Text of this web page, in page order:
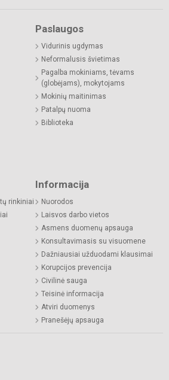
Paslaugos
Vidurinis ugdymas
Neformalusis švietimas
Pagalba mokiniams, tėvams
(globėjams), mokytojams
Mokinių maitinimas
Patalpų nuoma
Biblioteka
rinkiniai
Informacija
Nuorodos
Laisvos darbo vietos
Asmens duomenų apsauga
Konsultavimasis su visuomene
Dažniausiai užduodami klausimai
Korupcijos prevencija
Civilinė sauga
Teisinė informacija
Atviri duomenys
Pranešėjų apsauga